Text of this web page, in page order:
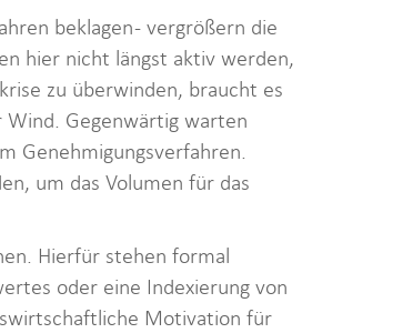
beklagen - vergrößern die
hier nicht längst aktiv werden,
zu überwinden, braucht es
Wind. Gegenwärtig warten
Genehmigungsverfahren.
um das Volumen für das
Hierfür stehen formal
oder eine Indexierung von
Motivation für